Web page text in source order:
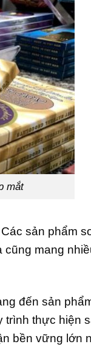
mắt
sản phẩm
mang
đến sản
thực hiện
bền vững lớn